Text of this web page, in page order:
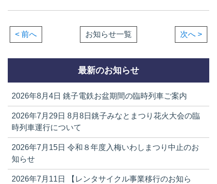
< 前へ お知らせ一覧 次へ >
最新のお知らせ
2026年8月4日 銚子電鉄お盆期間の臨時列車ご案内
2026年7月29日 8月8日銚子みなとまつり花火大会の臨
時列車運行について
2026年7月15日 令和８年度入梅いわしまつり中止のお
知らせ
2026年7月11日
【レンタサイクル事業移行のお知ら